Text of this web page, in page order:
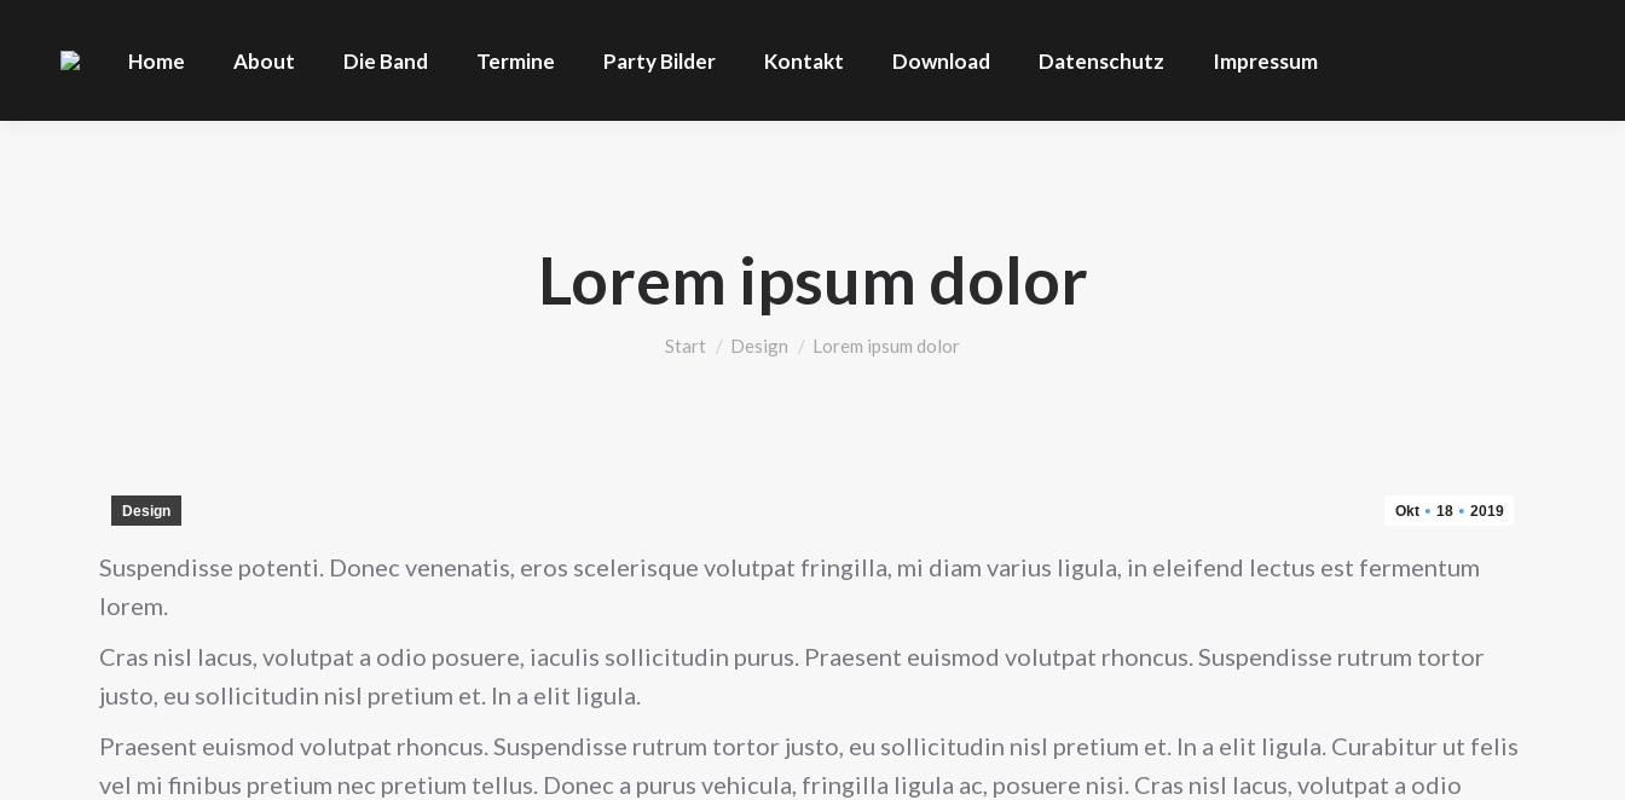
Home About Die Band Termine Party Bilder Kontakt Download Datenschutz Impressum
Lorem ipsum dolor
Sie befinden sich hier:
Start Design Lorem ipsum dolor
Okt 18 2019
Design
Suspendisse potenti. Donec venenatis, eros scelerisque volutpat fringilla, mi diam varius ligula, in eleifend lectus est fermentum
lorem.
Cras nisl lacus, volutpat a odio posuere, iaculis sollicitudin purus. Praesent euismod volutpat rhoncus. Suspendisse rutrum tortor
justo, eu sollicitudin nisl pretium et. In a elit ligula.
Praesent euismod volutpat rhoncus. Suspendisse rutrum tortor justo, eu sollicitudin nisl pretium et. In a elit ligula. Curabitur ut felis
vel mi finibus pretium nec pretium tellus. Donec a purus vehicula, fringilla ligula ac, posuere nisi. Cras nisl lacus, volutpat a odio